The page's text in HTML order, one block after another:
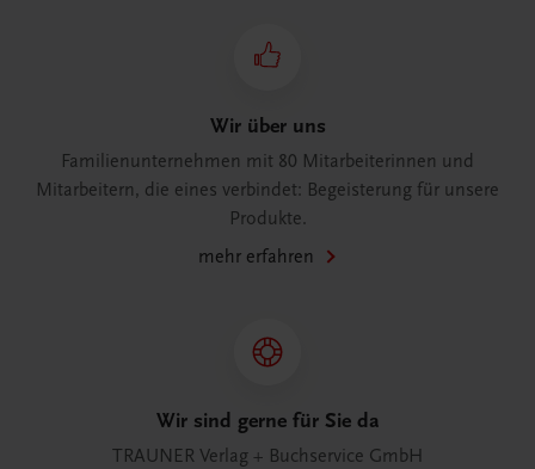
Wir über uns
Familienunternehmen mit 80 Mitarbeiterinnen und
Mitarbeitern, die eines verbindet: Begeisterung für unsere
Produkte.
mehr erfahren
Wir sind gerne für Sie da
TRAUNER Verlag + Buchservice GmbH